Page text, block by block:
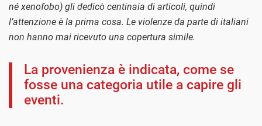
né xenofobo) gli dedicò centinaia di articoli, quindi
l’attenzione è la prima cosa. Le violenze da parte di italiani
non hanno mai ricevuto una copertura simile.
La provenienza è indicata, come se
fosse una categoria utile a capire gli
eventi.